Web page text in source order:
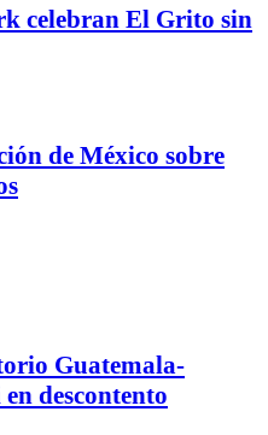
celebran El Grito sin
de México sobre
Guatemala-
descontento